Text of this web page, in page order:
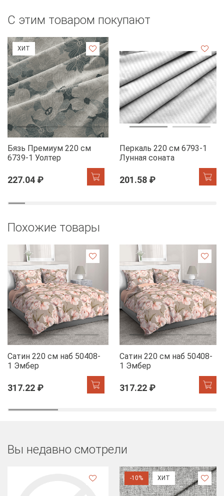
С этим товаром покупают
ХИТ
Бязь Премиум 220 см
6739-1 Уолтер
227.04 ₽
Перкаль 220 см 6793-1
Лунная соната
201.58 ₽
Похожие товары
Сатин 220 см наб 50408-
1 Эмбер
317.22 ₽
Сатин 220 см наб 50408-
1 Эмбер
317.22 ₽
Вы недавно смотрели
-10% ХИТ